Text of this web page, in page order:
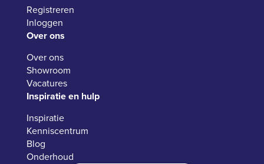
Registreren
Inloggen
Over ons
Over ons
Showroom
Vacatures
Inspiratie en hulp
Inspiratie
Kenniscentrum
Blog
Onderhoud